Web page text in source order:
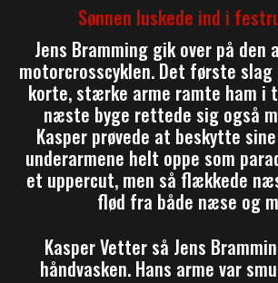
Sønnen luskede ind i
Jens Bramming gik over på den
motorcrosscyklen. Det første
korte, stærke arme ramte ham i
næste byge rettede sig også
Kasper prøvede at beskytte
underarmene helt oppe som
et uppercut, men så flækkede
flød fra både næse og
Kasper Vetter så Jens
håndvasken. Hans arme var